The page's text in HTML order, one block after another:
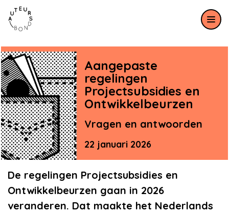
Meteen naar de content
Aangepaste
regelingen
Projectsubsidies en
Ontwikkelbeurzen
Vragen en antwoorden
22 januari 2026
De regelingen Projectsubsidies en
Ontwikkelbeurzen gaan in 2026
veranderen. Dat maakte het Nederlands